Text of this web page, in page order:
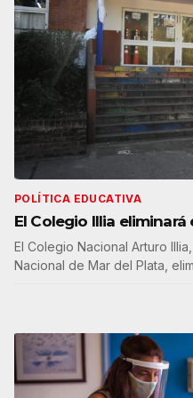
POLÍTICA EDUCATIVA
El Colegio Illia
El Colegio Nacional Arturo
Nacional de Mar del Plata,